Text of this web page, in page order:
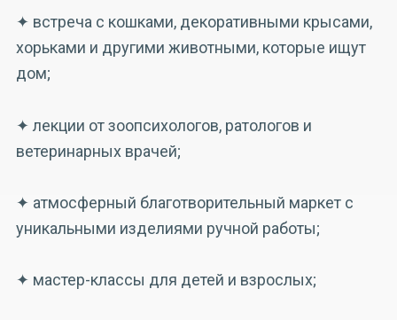
✦ встреча с кошками, декоративными крысами,
хорьками и другими животными, которые ищут
дом;
✦ лекции от зоопсихологов, ратологов и
ветеринарных врачей;
✦ атмосферный благотворительный маркет с
уникальными изделиями ручной работы;
✦ мастер-классы для детей и взрослых;